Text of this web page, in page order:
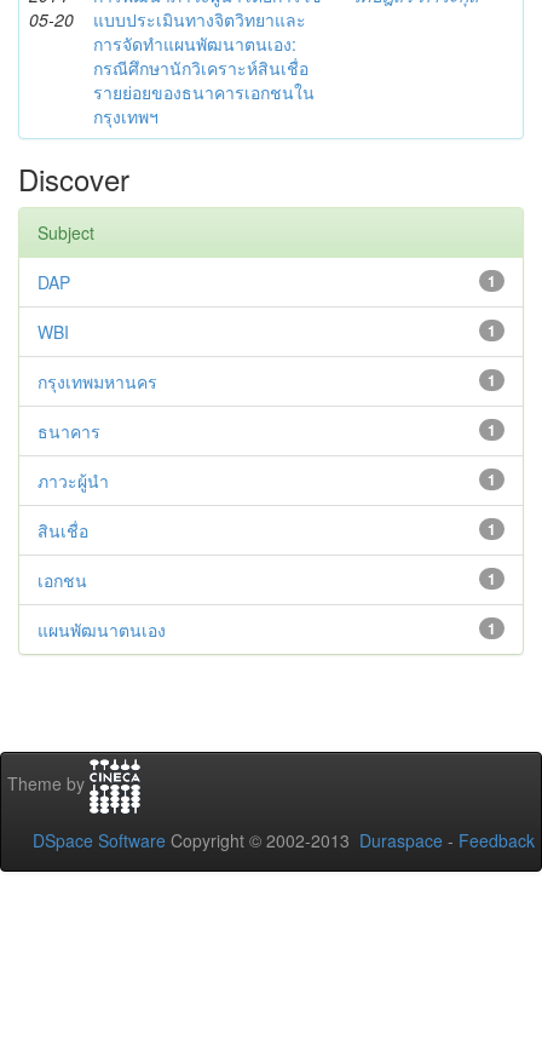
05-20
แบบประเมินทางจิตวิทยาและ
การจัดทำแผนพัฒนาตนเอง:
กรณีศึกษานักวิเคราะห์สินเชื่อ
รายย่อยของธนาคารเอกชนใน
กรุงเทพฯ
Discover
Subject
1
DAP
1
WBI
1
กรุงเทพมหานคร
1
ธนาคาร
1
ภาวะผู้นำ
1
สินเชื่อ
1
เอกชน
1
แผนพัฒนาตนเอง
Theme by
DSpace Software Copyright © 2002-2013 Duraspace - Feedback